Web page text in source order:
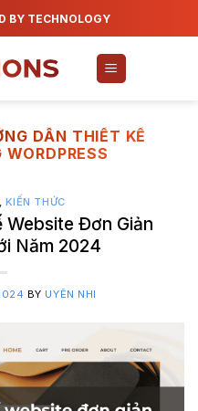
BY TECHNOLOGY
DẪN THIẾT KẾ
, KIẾN THỨC
Website Đơn Giản
Năm 2024
BY UYÊN NHI